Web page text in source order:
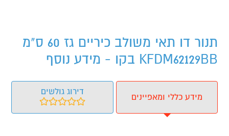
תנור דו תאי משולב כיריים גז 60 ס"מ
KFDM62129BB בקו - מידע נוסף
מידע כללי ומאפיינים
דירוג גולשים